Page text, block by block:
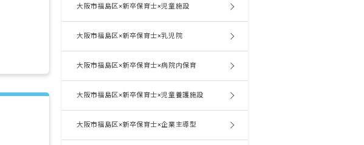
大阪市福島区×新卒保育士×児童施設
大阪市福島区×新卒保育士×乳児院
大阪市福島区×新卒保育士×病院内保育
大阪市福島区×新卒保育士×児童養護施設
大阪市福島区×新卒保育士×企業主導型